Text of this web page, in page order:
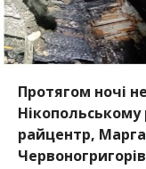
Протягом ночі
Нікопольському
райцентр,